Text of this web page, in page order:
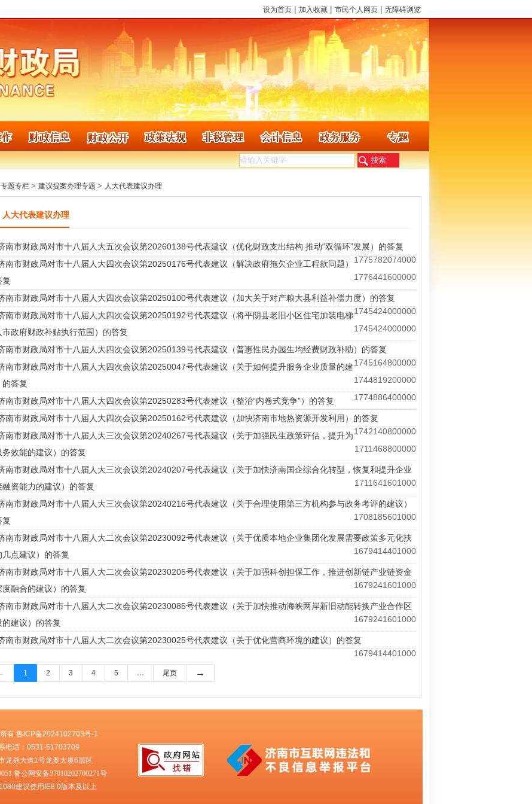
设为首页 | 加入收藏 | 市民个人网页 | 无障碍浏览
专题专栏 > 建议提案办理专题 > 人大代表建议办理
人大代表建议办理
南市财政局对市十八届人大五次会议第20260138号代表建议（优化财政支出结构 推动“双循环”发展）的答复
1775782074000
南市财政局对市十八届人大四次会议第20250176号代表建议（解决政府拖欠企业工程款问题）
复
1776441600000
南市财政局对市十八届人大四次会议第20250100号代表建议（加大关于对产粮大县利益补偿力度）的答复
1745424000000
南市财政局对市十八届人大四次会议第20250192号代表建议（将平阴县老旧小区住宅加装电梯
市政府财政补贴执行范围）的答复
1745424000000
南市财政局对市十八届人大四次会议第20250139号代表建议（普惠性民办园生均经费财政补助）的答复
1745164800000
南市财政局对市十八届人大四次会议第20250047号代表建议（关于如何提升服务企业质量的建
的答复
1744819200000
南市财政局对市十八届人大四次会议第20250283号代表建议（整治“内卷式竞争”）的答复 1774886400000
南市财政局对市十八届人大四次会议第20250162号代表建议（加快济南市地热资源开发利用）的答复
1742140800000
南市财政局对市十八届人大三次会议第20240267号代表建议（关于加强民生政策评估，提升为
务效能的建议）的答复
1711468800000
南市财政局对市十八届人大三次会议第20240207号代表建议（关于加快济南国企综合化转型，恢复和提升企业
融资能力的建议）的答复
1711641601000
南市财政局对市十八届人大三次会议第20240216号代表建议（关于合理使用第三方机构参与政务考评的建议）
复
1708185601000
南市财政局对市十八届人大二次会议第20230092号代表建议（关于优质本地企业集团化发展需要政策多元化扶
几点建议）的答复
1679414401000
南市财政局对市十八届人大二次会议第20230205号代表建议（关于加强科创担保工作，推进创新链产业链资金
度融合的建议）的答复
1679241601000
南市财政局对市十八届人大二次会议第20230085号代表建议（关于加快推动海峡两岸新旧动能转换产业合作区
的建议）的答复
1679241601000
南市财政局对市十八届人大二次会议第20230025号代表建议（关于优化营商环境的建议）的答复
1679414401000
1 2 3 4 5 … 尾页 →
有 鲁ICP备2024102703号-1
电话：0531-51703709
龙鼎大道1号龙奥大厦6层区
鲁公网安备37010202700271号
建议使用IE8.0版本及以上